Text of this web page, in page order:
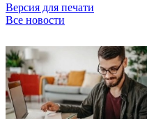
Версия для печати
Все новости